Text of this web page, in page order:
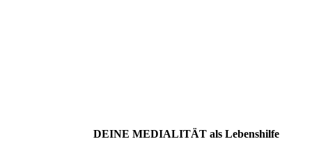
DEINE MEDIALITÄT als Lebenshilfe